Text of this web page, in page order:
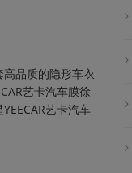
品质的隐形车衣
艺卡汽车膜徐
艺卡汽车